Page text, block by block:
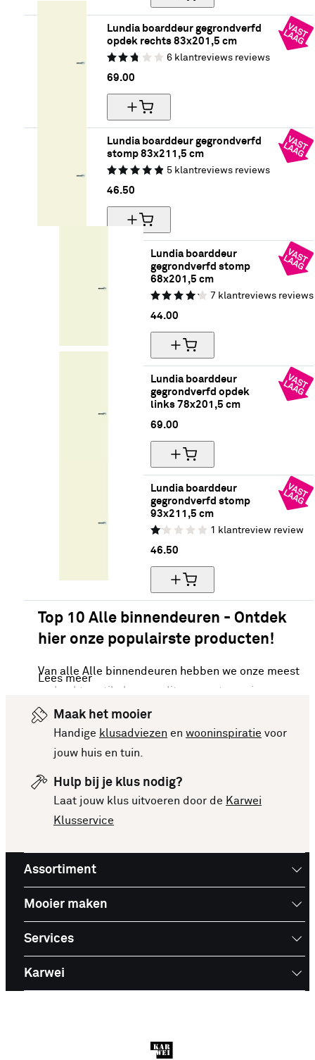
Lundia boarddeur gegrondverfd
opdek rechts 83x201,5 cm
6 klantreviews reviews
69.00
Lundia boarddeur gegrondverfd
stomp 83x211,5 cm
5 klantreviews reviews
46.50
Lundia boarddeur
gegrondverfd stomp
68x201,5 cm
7 klantreviews reviews
44.00
Lundia boarddeur
gegrondverfd opdek
links 78x201,5 cm
69.00
Lundia boarddeur
gegrondverfd stomp
93x211,5 cm
1 klantreview review
46.50
Top 10 Alle binnendeuren - Ontdek
hier onze populairste producten!
Van alle Alle binnendeuren hebben we onze meest
verkochte artikelen van dit moment voor je op een
rijtje gezet. Vergelijk makkelijk de specificaties
en prijzen om een goede keuze te kunnen maken.
Deze lijst is altijd up-to-date, zodat je meteen op
producten. Bekijk de top 10 Alle binnendeuren en
laat je inspireren voor je volgende aankoop!
Lees meer
Maak het mooier
Handige klusadviezen en wooninspiratie voor
jouw huis en tuin.
Hulp bij je klus nodig?
Laat jouw klus uitvoeren door de Karwei
Klusservice
Assortiment
Mooier maken
Services
Karwei